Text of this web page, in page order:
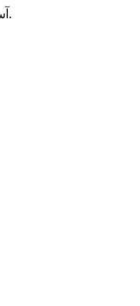
آسف ليس لدينا هذا المورد.